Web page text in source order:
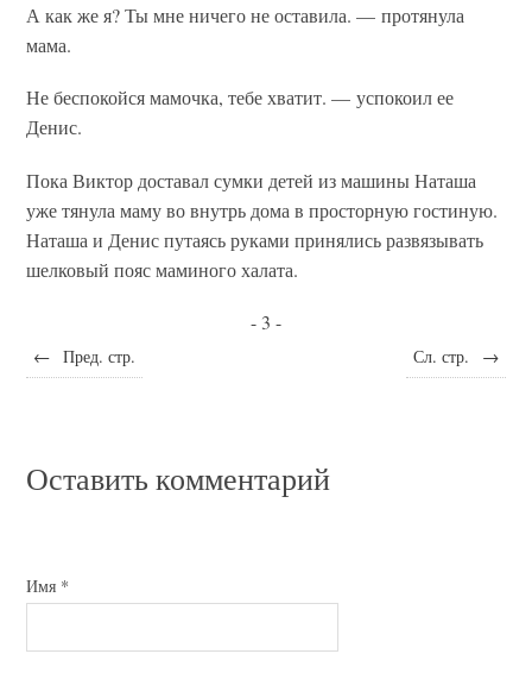
А как же я? Ты мне ничего не оставила. — протянула
мама.
Не беспокойся мамочка, тебе хватит. — успокоил ее
Денис.
Пока Виктор доставал сумки детей из машины Наташа
уже тянула маму во внутрь дома в просторную гостиную.
Наташа и Денис путаясь руками принялись развязывать
шелковый пояс маминого халата.
- 3 -
← Пред. стр. Сл. стр. →
Оставить комментарий
Имя *